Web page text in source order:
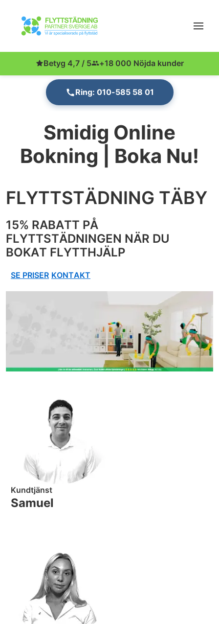
Betyg 4,7 / 5 +18 000 Nöjda kunder
Ring: 010-585 58 01
Smidig Online
Bokning | Boka Nu!
FLYTTSTÄDNING TÄBY
15% RABATT PÅ
FLYTTSTÄDNINGEN NÄR DU
BOKAT FLYTTHJÄLP
SE PRISER KONTAKT
Kundtjänst
Samuel